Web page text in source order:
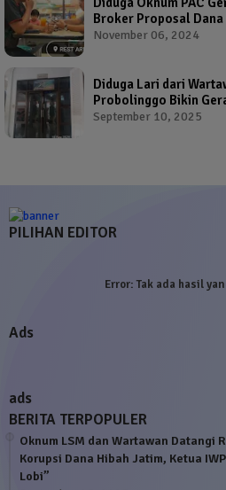
Broker Proposal
November 06, 2024
Diduga Lari dari
Probolinggo Bikin
September 10, 2025
PILIHAN EDITOR
Error:Tak ada hasil
Ads
ads
BERITA TERPOPULER
Oknum LSM dan Wartawan Datangi
Korupsi Dana Hibah Jatim, Ketua
Lobi”